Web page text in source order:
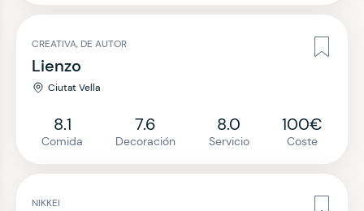
CREATIVA, DE AUTOR
Lienzo
Ciutat Vella
8.1
Comida
7.6
Decoración
8.0
Servicio
100€
Coste
NIKKEI